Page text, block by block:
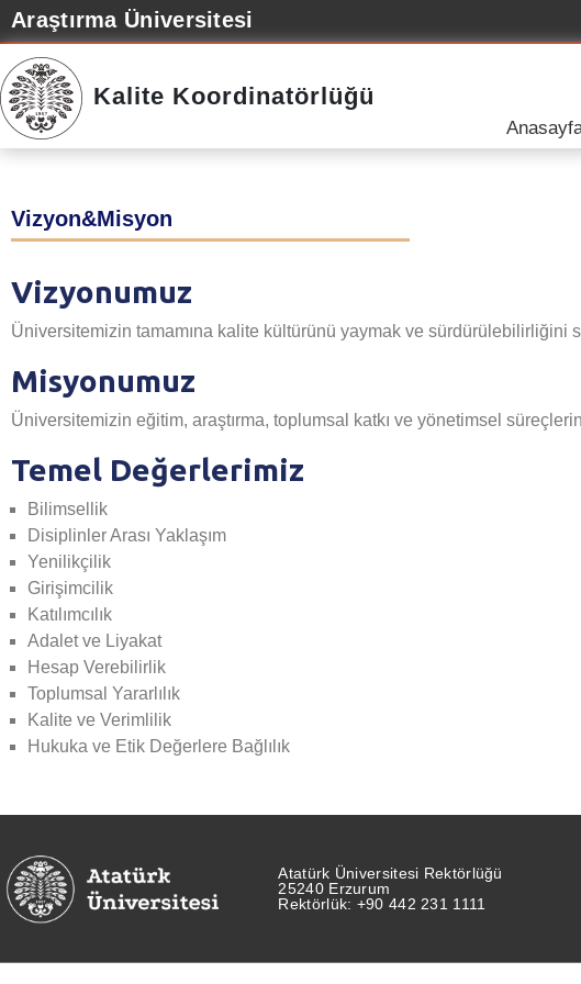
Araştırma Üniversitesi
Kalite Koordinatörlüğü
Vizyon&Misyon
Vizyonumuz
Üniversitemizin tamamına kalite kültürünü yaymak ve sürdürülebilirliğini
Misyonumuz
Üniversitemizin eğitim, araştırma, toplumsal katkı ve yönetimsel
Temel Değerlerimiz
Bilimsellik
Disiplinler Arası Yaklaşım
Yenilikçilik
Girişimcilik
Katılımcılık
Adalet ve Liyakat
Hesap Verebilirlik
Toplumsal Yararlılık
Kalite ve Verimlilik
Hukuka ve Etik Değerlere Bağlılık
Atatürk Üniversitesi Rektörlüğü
25240 Erzurum
Rektörlük: +90 442 231 1111